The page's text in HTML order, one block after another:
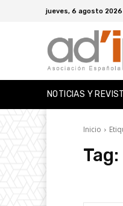
jueves, 6 agosto 2026
NOTICIAS Y
Inicio
Tag: